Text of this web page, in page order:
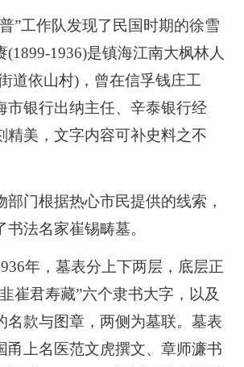
工作队发现了民国时期的徐雪
(1899-1936)是镇海江南大枫林人
道依山村)，曾在信孚钱庄工
市银行出纳主任、辛泰银行经
精美，文字内容可补史料之不
门根据热心市民提供的线索，
法名家崔锡畴墓。
年，墓表分上下两层，底层正
崔君寿藏”六个隶书大字，以及
名款与图章，两侧为墓联。墓表
甬上名医范文虎撰文、章师濂书